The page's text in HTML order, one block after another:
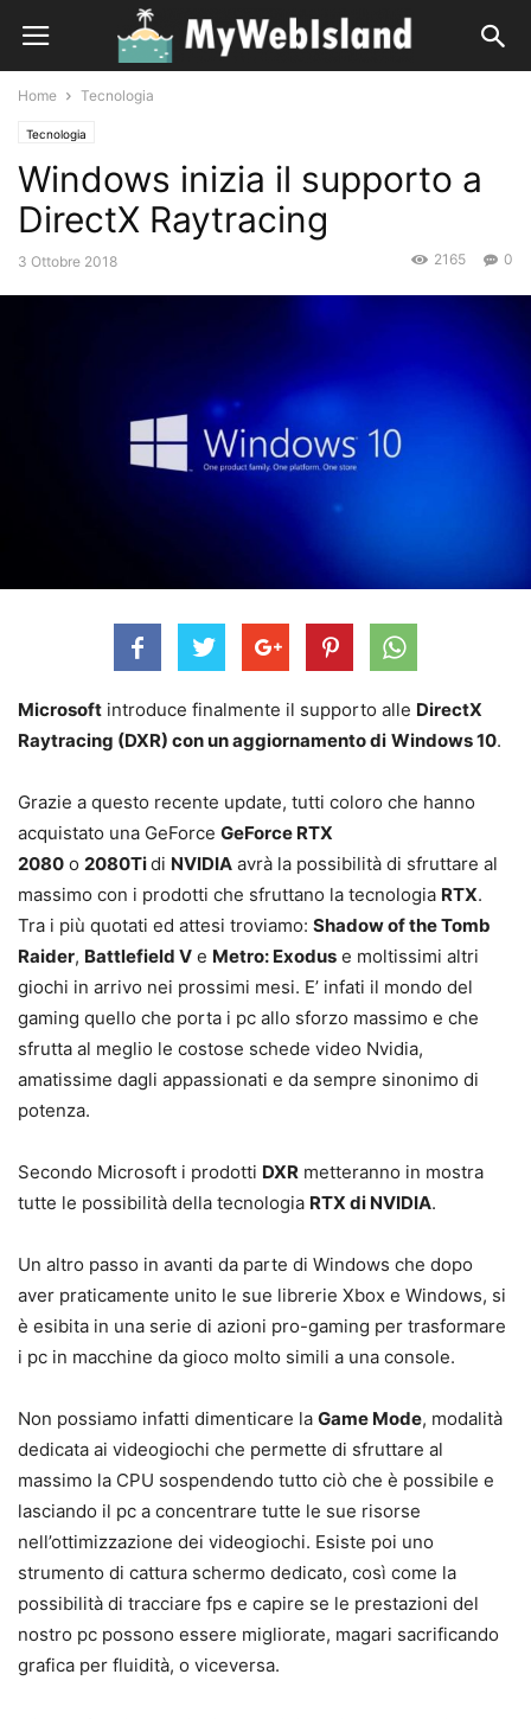
Home Tecnologia
Tecnologia
Windows inizia il supporto a
DirectX Raytracing
3 Ottobre 2018 0
2165
Microsoft introduce finalmente il supporto alle DirectX
Raytracing (DXR) con un aggiornamento di Windows 10.
Grazie a questo recente update, tutti coloro che hanno
acquistato una GeForce GeForce RTX
2080 o 2080Tidi NVIDIA avrà la possibilità di sfruttare al
massimo con i prodotti che sfruttano la tecnologia RTX.
Tra i più quotati ed attesi troviamo: Shadow of the Tomb
Raider, Battlefield V e Metro: Exodus e moltissimi altri
giochi in arrivo nei prossimi mesi. E’ infati il mondo del
gaming quello che porta i pc allo sforzo massimo e che
sfrutta al meglio le costose schede video Nvidia,
amatissime dagli appassionati e da sempre sinonimo di
potenza.
Secondo Microsoft i prodotti DXR metteranno in mostra
tutte le possibilità della tecnologia RTX di NVIDIA.
Un altro passo in avanti da parte di Windows che dopo
aver praticamente unito le sue librerie Xbox e Windows, si
è esibita in una serie di azioni pro-gaming per trasformare
i pc in macchine da gioco molto simili a una console.
Non possiamo infatti dimenticare la Game Mode, modalità
dedicata ai videogiochi che permette di sfruttare al
massimo la CPU sospendendo tutto ciò che è possibile e
lasciando il pc a concentrare tutte le sue risorse
nell’ottimizzazione dei videogiochi. Esiste poi uno
strumento di cattura schermo dedicato, così come la
possibilità di tracciare fps e capire se le prestazioni del
nostro pc possono essere migliorate, magari sacrificando
grafica per fluidità, o viceversa.